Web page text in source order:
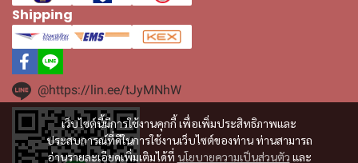
เว็บไซต์นี้มีการใช้งานคุกกี้ เพื่อเพิ่มประสิทธิภาพและ
ประสบการณ์ที่ดีในการใช้งานเว็บไซต์ของท่าน ท่านสามารถ
อ่านรายละเอียดเพิ่มเติมได้ที่ นโยบายความเป็นส่วนตัว และ
Shipping
@https://lin.ee/tJyMNhW